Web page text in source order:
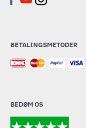
BETALINGSMETODER
BEDØM OS